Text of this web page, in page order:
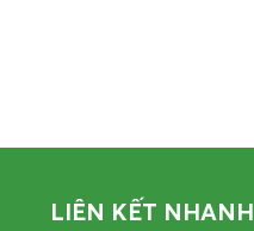
LIÊN KẾT NHANH